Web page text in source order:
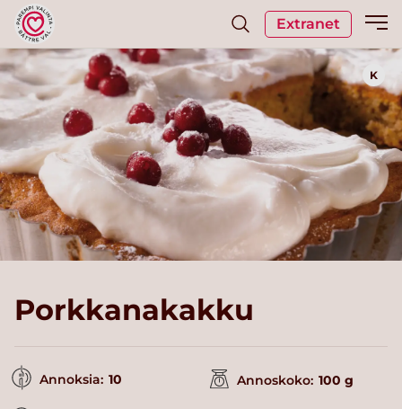
Extranet
K
Porkkanakakku
Annoksia: 10 Annoskoko: 100 g